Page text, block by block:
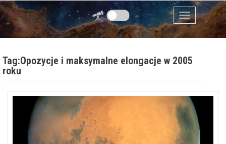
Przejdź do zawartości
Menu
Tag:Opozycje i maksymalne elongacje w 2005
roku